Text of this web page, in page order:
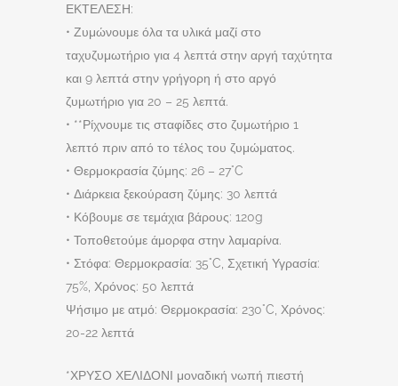
ΕΚΤΕΛΕΣΗ:
• Ζυμώνουμε όλα τα υλικά μαζί στο
ταχυζυμωτήριο για 4 λεπτά στην αργή ταχύτητα
και 9 λεπτά στην γρήγορη ή στο αργό
ζυμωτήριο για 20 – 25 λεπτά.
• **Ρίχνουμε τις σταφίδες στο ζυμωτήριο 1
λεπτό πριν από το τέλος του ζυμώματος.
• Θερμοκρασία ζύμης: 26 – 27°C
• Διάρκεια ξεκούραση ζύμης: 30 λεπτά
• Κόβουμε σε τεμάχια βάρους: 120g
• Τοποθετούμε άμορφα στην λαμαρίνα.
• Στόφα: Θερμοκρασία: 35°C, Σχετική Υγρασία:
75%, Χρόνος: 50 λεπτά
Ψήσιμο με ατμό: Θερμοκρασία: 230°C, Χρόνος:
20-22 λεπτά
*ΧΡΥΣΟ ΧΕΛΙΔΟΝΙ μοναδική νωπή πιεστή